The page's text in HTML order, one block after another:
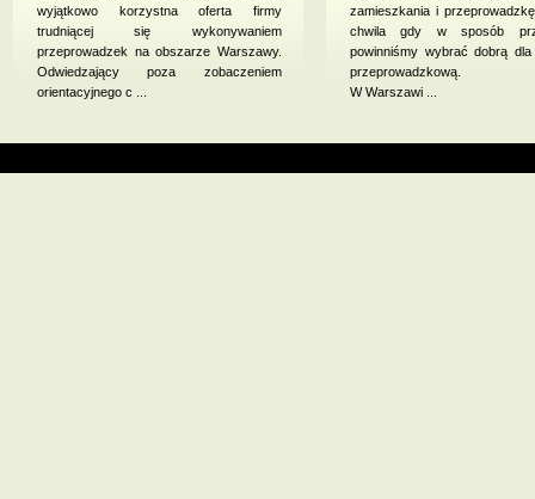
wyjątkowo korzystna oferta firmy
trudniącej się wykonywaniem
przeprowadzek na obszarze Warszawy.
Odwiedzający poza zobaczeniem
orientacyjnego c ...
zamieszkania i
chwila gdy w sposób
powinniśmy wybrać dobrą
przeprowadzkową.
W Warszawi ...